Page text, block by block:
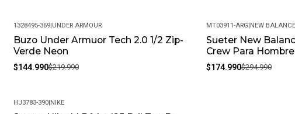
-34%
1328495-369|UNDER ARMOUR
Buzo Under Armuor Tech 2.0 1/2 Zip-
Verde Neon
$144.990$219.990
-41%
MT03911-ARG|NEW BALANCE
Sueter New
Crew Para
$174.990$294.990
HJ3783-390|NIKE